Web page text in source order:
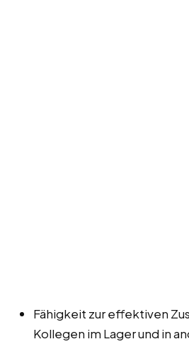
Fähigkeit zur effektiven
Kollegen im Lager und in